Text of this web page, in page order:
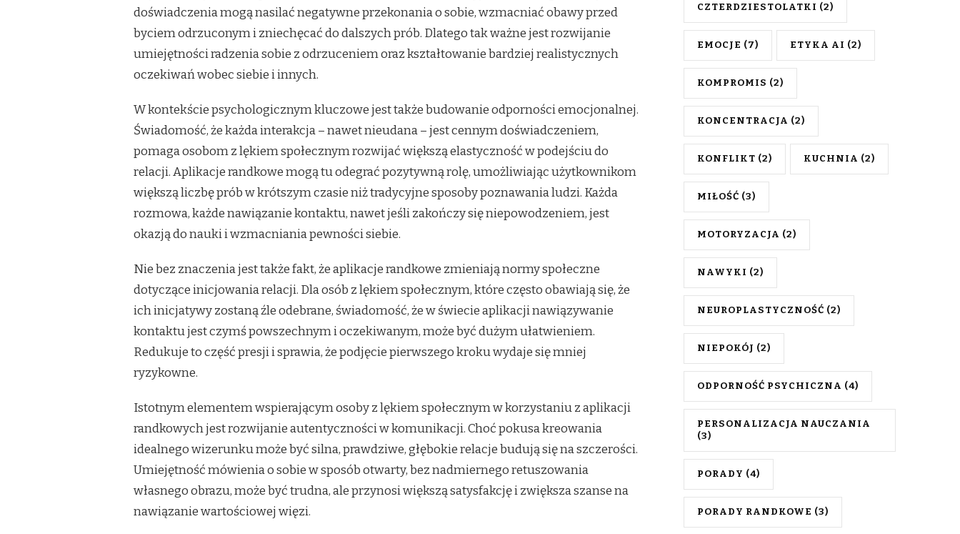
doświadczenia mogą nasilać negatywne przekonania o sobie, wzmacniać obawy przed
byciem odrzuconym i zniechęcać do dalszych prób. Dlatego tak ważne jest rozwijanie
umiejętności radzenia sobie z odrzuceniem oraz kształtowanie bardziej realistycznych
oczekiwań wobec siebie i innych.
W kontekście psychologicznym kluczowe jest także budowanie odporności emocjonalnej.
Świadomość, że każda interakcja – nawet nieudana – jest cennym doświadczeniem,
pomaga osobom z lękiem społecznym rozwijać większą elastyczność w podejściu do
relacji. Aplikacje randkowe mogą tu odegrać pozytywną rolę, umożliwiając użytkownikom
większą liczbę prób w krótszym czasie niż tradycyjne sposoby poznawania ludzi. Każda
rozmowa, każde nawiązanie kontaktu, nawet jeśli zakończy się niepowodzeniem, jest
okazją do nauki i wzmacniania pewności siebie.
Nie bez znaczenia jest także fakt, że aplikacje randkowe zmieniają normy społeczne
dotyczące inicjowania relacji. Dla osób z lękiem społecznym, które często obawiają się, że
ich inicjatywy zostaną źle odebrane, świadomość, że w świecie aplikacji nawiązywanie
kontaktu jest czymś powszechnym i oczekiwanym, może być dużym ułatwieniem.
Redukuje to część presji i sprawia, że podjęcie pierwszego kroku wydaje się mniej
ryzykowne.
Istotnym elementem wspierającym osoby z lękiem społecznym w korzystaniu z aplikacji
randkowych jest rozwijanie autentyczności w komunikacji. Choć pokusa kreowania
idealnego wizerunku może być silna, prawdziwe, głębokie relacje budują się na szczerości.
Umiejętność mówienia o sobie w sposób otwarty, bez nadmiernego retuszowania
własnego obrazu, może być trudna, ale przynosi większą satysfakcję i zwiększa szanse na
nawiązanie wartościowej więzi.
CZTERDZIESTOLATKI (2)
EMOCJE (7) ETYKA AI (2)
KOMPROMIS (2)
KONCENTRACJA (2)
KONFLIKT (2) KUCHNIA (2)
MIŁOŚĆ (3)
MOTORYZACJA (2)
NAWYKI (2)
NEUROPLASTYCZNOŚĆ (2)
NIEPOKÓJ (2)
ODPORNOŚĆ PSYCHICZNA (4)
PERSONALIZACJA NAUCZANIA
(3)
PORADY (4)
PORADY RANDKOWE (3)